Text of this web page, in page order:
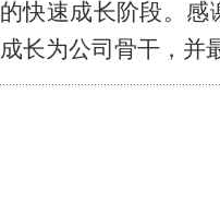
的快速成长阶段。感
成长为公司骨干，并